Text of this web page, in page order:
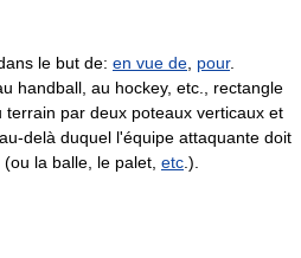
le but de: en vue de pour.
handball, au hockey, etc., rectangle
par deux poteaux verticaux et
delà duquel l'équipe attaquante doit
la balle, le palet, etc .).